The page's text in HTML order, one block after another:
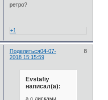
ретро?
+1
Поделиться 8
04-07-
2018 15:15:59
Evstafiy
написал(а):
а с дисками